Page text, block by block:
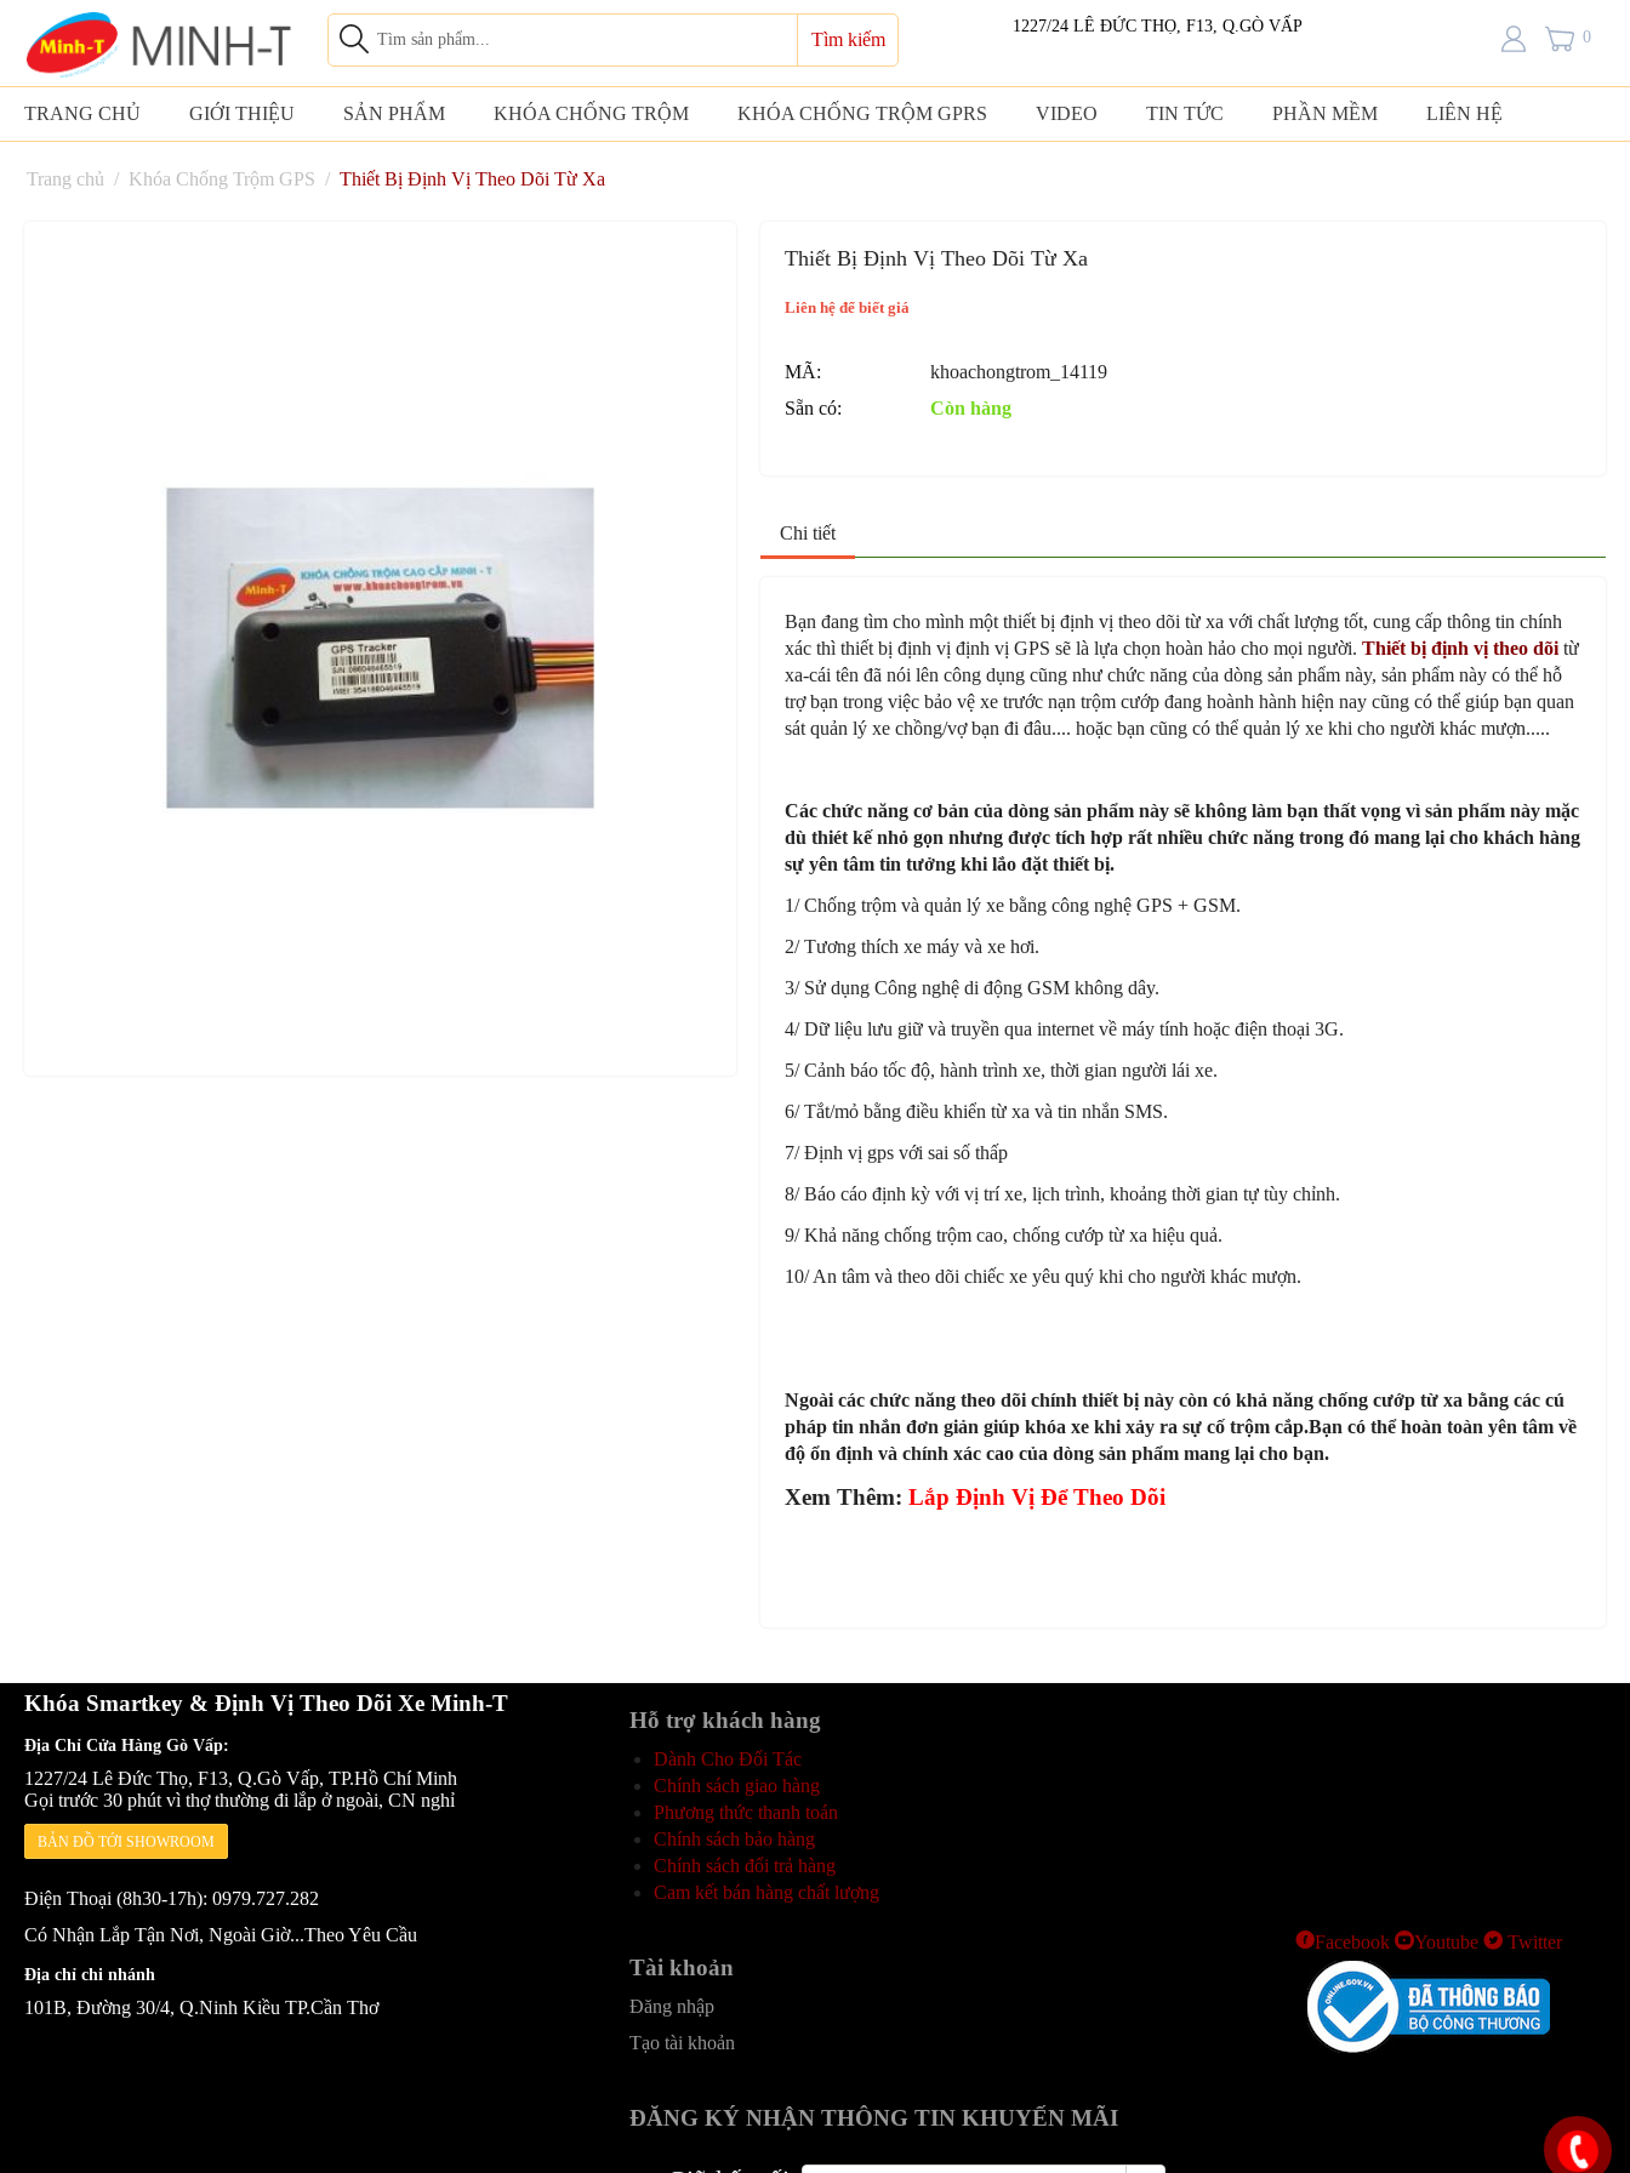
Tìm kiếm
1227/24 LÊ ĐỨC THỌ, F13, Q.GÒ VẤP
0
TRANG CHỦ GIỚI THIỆU SẢN PHẨM KHÓA CHỐNG TRỘM KHÓA CHỐNG TRỘM GPRS VIDEO TIN TỨC PHẦN MỀM LIÊN HỆ
Trang chủ / Khóa Chống Trộm GPS / Thiết Bị Định Vị Theo Dõi Từ Xa
Thiết Bị Định Vị Theo Dõi Từ Xa
Liên hệ để biết giá
MÃ:
khoachongtrom_14119
Sẵn có:
Còn hàng
Chi tiết
Bạn đang tìm cho mình một thiết bị định vị theo dõi từ xa với chất lượng tốt, cung cấp thông tin chính
xác thì thiết bị định vị định vị GPS sẽ là lựa chọn hoàn hảo cho mọi người. Thiết bị định vị theo dõitừ
xa-cái tên đã nói lên công dụng cũng như chức năng của dòng sản phẩm này, sản phẩm này có thể hỗ
trợ bạn trong việc bảo vệ xe trước nạn trộm cướp đang hoành hành hiện nay cũng có thể giúp bạn quan
sát quản lý xe chồng/vợ bạn đi đâu.... hoặc bạn cũng có thể quản lý xe khi cho người khác mượn.....
Các chức năng cơ bản của dòng sản phẩm này sẽ không làm bạn thất vọng vì sản phẩm này mặc
dù thiét kế nhỏ gọn nhưng được tích hợp rất nhiều chức năng trong đó mang lại cho khách hàng
sự yên tâm tin tưởng khi lắo đặt thiết bị.
1/ Chống trộm và quản lý xe bằng công nghệ GPS + GSM.
2/ Tương thích xe máy và xe hơi.
3/ Sử dụng Công nghệ di động GSM không dây.
4/ Dữ liệu lưu giữ và truyền qua internet về máy tính hoặc điện thoại 3G.
5/ Cảnh báo tốc độ, hành trình xe, thời gian người lái xe.
6/ Tắt/mỏ bằng điều khiển từ xa và tin nhắn SMS.
7/Định vị gps với sai số thấp
8/ Báo cáo định kỳ với vị trí xe, lịch trình, khoảng thời gian tự tùy chỉnh.
9/Khả năng chống trộm cao, chống cướp từ xa hiệu quả.
10/ An tâm và theo dõi chiếc xe yêu quý khi cho người khác mượn.
Ngoài các chức năng theo dõi chính thiết bị này còn có khả năng chống cướp từ xa bằng các cú
pháp tin nhắn đơn giản giúp khóa xe khi xảy ra sự cố trộm cắp.Bạn có thể hoàn toàn yên tâm về
độ ổn định và chính xác cao của dòng sản phẩm mang lại cho bạn.
Xem Thêm: Lắp Định Vị Để Theo Dõi
Khóa Smartkey & Định Vị Theo Dõi Xe Minh-T
Địa Chỉ Cửa Hàng Gò Vấp:
1227/24 Lê Đức Thọ, F13, Q.Gò Vấp, TP.Hồ Chí Minh
Gọi trước 30 phút vì thợ thường đi lắp ở ngoài, CN nghỉ
BẢN ĐỒ TỚI SHOWROOM
Điện Thoại (8h30-17h): 0979.727.282
Có Nhận Lắp Tận Nơi, Ngoài Giờ...Theo Yêu Cầu
Địa chỉ chi nhánh
101B, Đường 30/4, Q.Ninh Kiều TP.Cần Thơ
Hỗ trợ khách hàng
Dành Cho Đối Tác
Chính sách giao hàng
Phương thức thanh toán
Chính sách bảo hàng
Chính sách đổi trả hàng
Cam kết bán hàng chất lượng
Tài khoản
Đăng nhập
Tạo tài khoản
ĐĂNG KÝ NHẬN THÔNG TIN KHUYẾN MÃI
Facebook Youtube Twitter